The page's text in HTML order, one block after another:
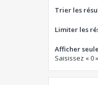
Trier les
Limiter les
Afficher
Saisissez « 0